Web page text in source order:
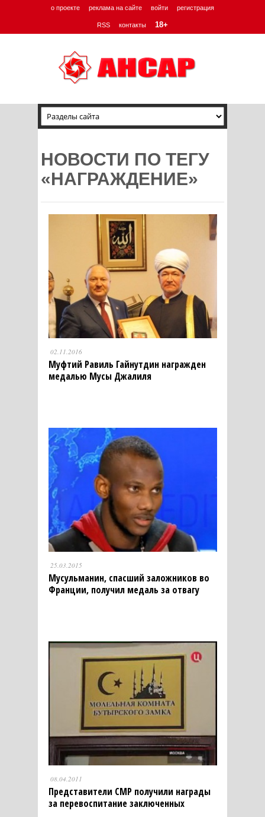
о проекте реклама на сайте войти регистрация
RSS контакты 18+
НОВОСТИ ПО ТЕГУ
«НАГРАЖДЕНИЕ»
02.11.2016
Муфтий Равиль Гайнутдин награжден
медалью Мусы Джалиля
25.03.2015
Мусульманин, спасший заложников во
Франции, получил медаль за отвагу
08.04.2011
Представители СМР получили награды
за перевоспитание заключенных